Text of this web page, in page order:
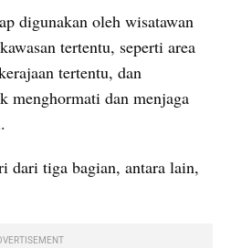
digunakan oleh wisatawan
tertentu, seperti area
tertentu, dan
menghormati dan menjaga
dari tiga bagian, antara lain,